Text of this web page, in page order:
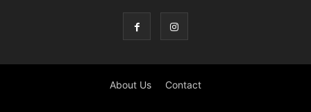
About Us Contact